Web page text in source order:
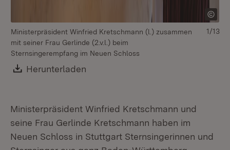
Ministerpräsident Winfried Kretschmann (l.) zusammen
mit seiner Frau Gerlinde (2.v.l.) beim
Sternsingerempfang im Neuen Schloss
Download:
Herunterladen
1/13
Ministerpräsident Winfried Kretschmann und
seine Frau Gerlinde Kretschmann haben im
Neuen Schloss in Stuttgart Sternsingerinnen und